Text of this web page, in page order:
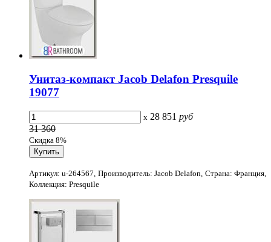
Унитаз-компакт Jacob Delafon Presquile
19077
x 28 851 руб
31 360
Скидка 8%
Артикул: u-264567, Производитель: Jacob Delafon, Страна: Франция,
Коллекция: Presquile